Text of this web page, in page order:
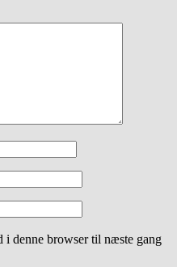
i denne browser til næste gang